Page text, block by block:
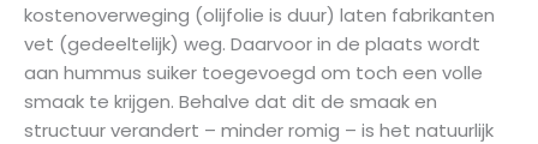
kostenoverweging (olijfolie is duur) laten fabrikanten
vet (gedeeltelijk) weg. Daarvoor in de plaats wordt
aan hummus suiker toegevoegd om toch een volle
smaak te krijgen. Behalve dat dit de smaak en
structuur verandert – minder romig – is het natuurlijk